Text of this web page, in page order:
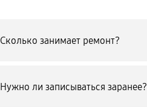
Сколько занимает ремонт?
Нужно ли записываться заранее?